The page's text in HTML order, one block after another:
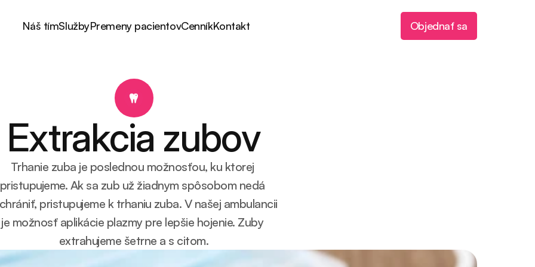
Náš tímSlužbyPremeny pacientovCenníkKontakt Objednať sa
Extrakcia zubov
Trhanie zuba je poslednou možnosťou, ku ktorej
pristupujeme. Ak sa zub už žiadnym spôsobom nedá
pristupujeme k trhaniu zuba. V našej ambulancii
je možnosť aplikácie plazmy pre lepšie hojenie. Zuby
extrahujeme šetrne a s citom.